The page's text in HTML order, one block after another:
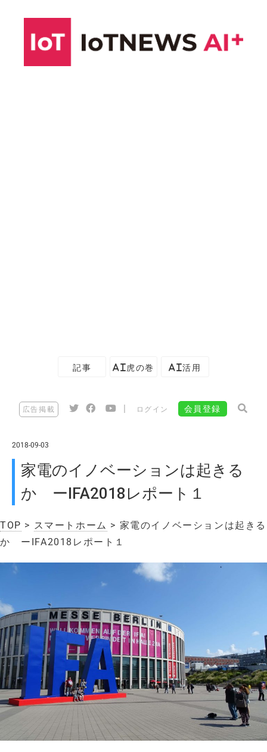
記事 AI虎の巻 AI活用
広告掲載 ログイン 会員登録
2018-09-03
家電のイノベーションは起きる
か ーIFA2018レポート１
TOP > スマートホーム > 家電のイノベーションは起きる
か ーIFA2018レポート１